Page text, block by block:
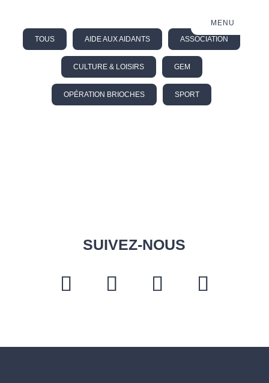
MENU
TOUS
AIDE AUX AIDANTS ASSOCIATION
CULTURE & LOISIRS GEM
OPÉRATION BRIOCHES SPORT
SUIVEZ-NOUS